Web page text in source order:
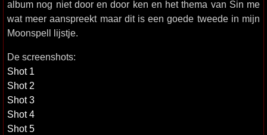
album nog niet door en door ken en het thema van Sin me
wat meer aanspreekt maar dit is een goede tweede in mijn
Moonspell lijstje.
De screenshots:
Shot 1
Shot 2
Shot 3
Shot 4
Shot 5